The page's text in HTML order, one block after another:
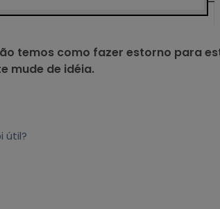
temos como fazer estorno para
mude de idéia.
útil?